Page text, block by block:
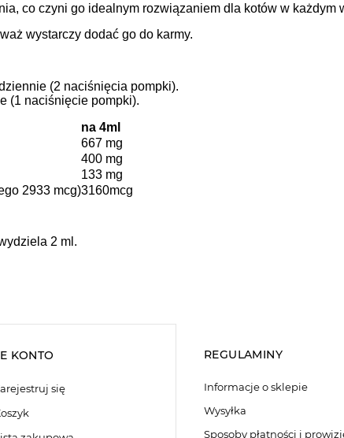
co czyni go idealnym rozwiązaniem dla kotów w każdym
wystarczy dodać go do karmy.
(2 naciśnięcia pompki).
(1 naciśnięcie pompki).
na 4ml
667 mg
400 mg
133 mg
2933 mcg)3160mcg
2 ml.
KONTO
się
REGULAMINY
Informacje o sklepie
Wysyłka
Sposoby płatności i